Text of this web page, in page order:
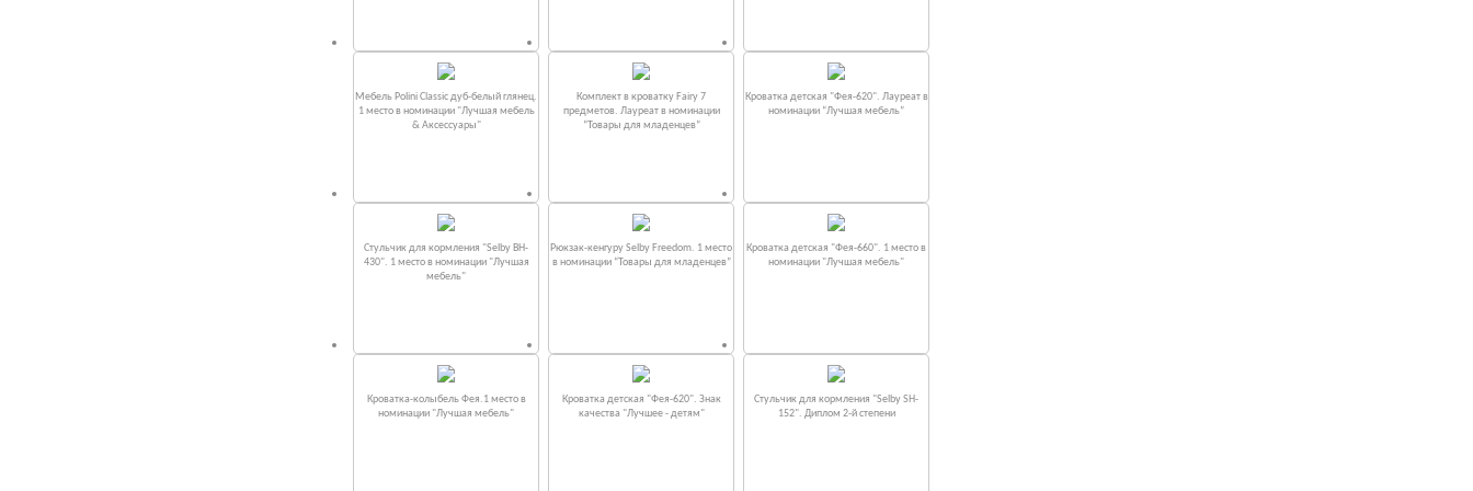
Мебель Polini Classic дуб-белый глянец.
1 место в номинации "Лучшая мебель
& Аксессуары"
Комплект в кроватку Fаiry 7
предметов. Лауреат в номинации
“Товары для младенцев”
Кроватка детская "Фея-620". Лауреат в
номинации “Лучшая мебель”
Стульчик для кормления "Selby BH-
430". 1 место в номинации "Лучшая
мебель"
Рюкзак-кенгуру Selby Freedom. 1 место
в номинации “Товары для младенцев”
Кроватка детская "Фея-660". 1 место в
номинации "Лучшая мебель"
Кроватка-колыбель Фея.1 место в
номинации "Лучшая мебель"
Кроватка детская "Фея-620". Знак
качества "Лучшее - детям"
Стульчик для кормления "Selby SH-
152". Диплом 2-й степени